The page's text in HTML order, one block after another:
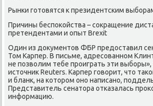
Рынки готовятся к президентским
Причины беспокойства – сокращение
претендентами и опыт Brexit
Один из документов ФБР предоставил
Том Карпер. В письме, адресованном
не позволим тебе проиграть эти выборы»,
источник Reuters. Карпер говорит, что
и бланк, на котором оно написано,
Представитель сенатора отказалась
информацию.